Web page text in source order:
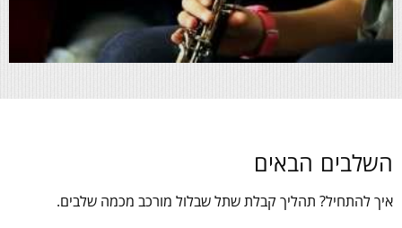
השלבים הבאים
איך להתחיל? תהליך קבלת שתל שבלול מורכב מכמה שלבים.